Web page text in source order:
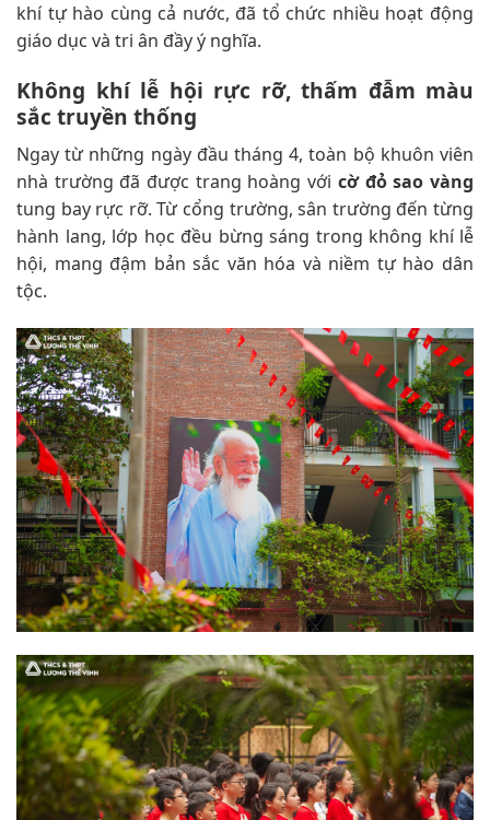
khí tự hào cùng cả nước, đã tổ chức nhiều hoạt động
giáo dục và tri ân đầy ý nghĩa.
Không khí lễ hội rực rỡ, thấm đẫm màu
sắc truyền thống
Ngay từ những ngày đầu tháng 4, toàn bộ khuôn viên
nhà trường đã được trang hoàng với cờ đỏ sao vàng
tung bay rực rỡ. Từ cổng trường, sân trường đến từng
hành lang, lớp học đều bừng sáng trong không khí lễ
hội, mang đậm bản sắc văn hóa và niềm tự hào dân
tộc.